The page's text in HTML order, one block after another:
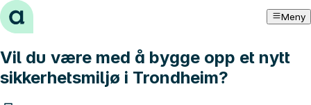
Hopp til innhold Meny
Vil du være med å bygge opp et nytt
sikkerhetsmiljø i Trondheim?